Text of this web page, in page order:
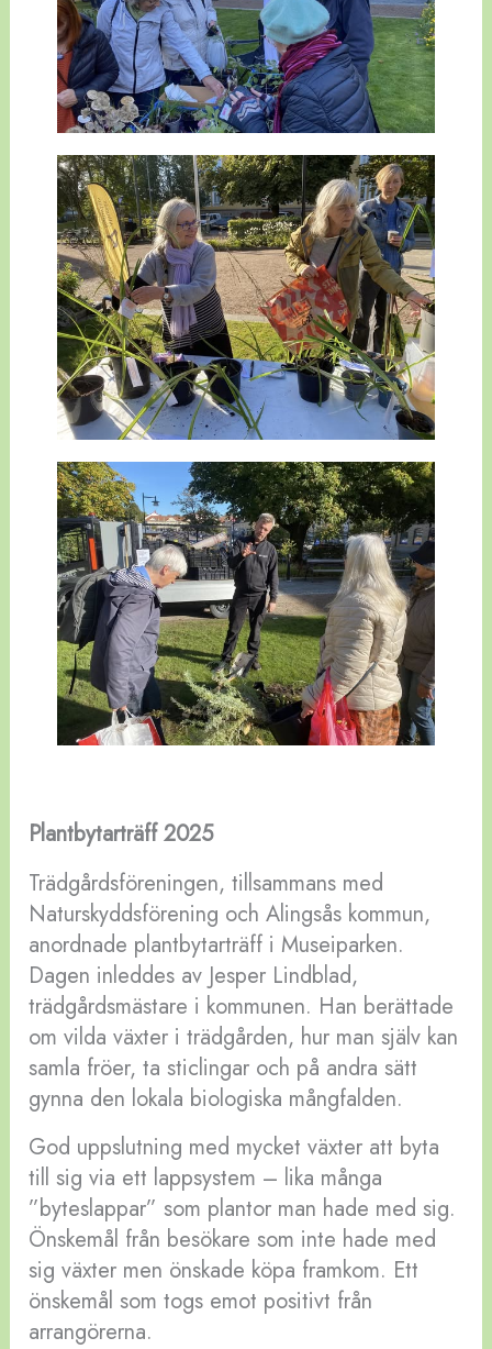
Plantbytarträff 2025
Trädgårdsföreningen, tillsammans med
Naturskyddsförening och Alingsås kommun,
anordnade plantbytarträff i Museiparken.
Dagen inleddes av Jesper Lindblad,
trädgårdsmästare i kommunen. Han berättade
om vilda växter i trädgården, hur man själv kan
samla fröer, ta sticlingar och på andra sätt
gynna den lokala biologiska mångfalden.
God uppslutning med mycket växter att byta
till sig via ett lappsystem – lika många
”byteslappar” som plantor man hade med sig.
Önskemål från besökare som inte hade med
sig växter men önskade köpa framkom. Ett
önskemål som togs emot positivt från
arrangörerna.